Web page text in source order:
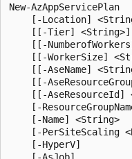
New-AzAppServicePlan
[-Location]
    [[-Tier] <String>]
[[-
[[-WorkerSize]
[[-AseName]
[[-
[[-AseResourceId]
[-
    [-Name] <String>
[-PerSiteScaling
    [-HyperV]
    [-AsJob]